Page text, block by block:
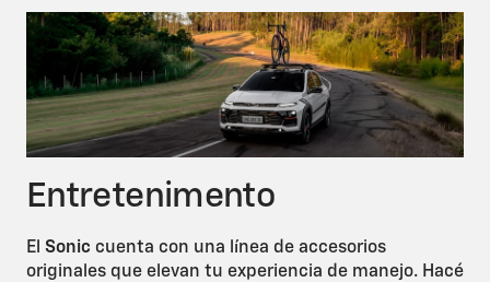
Entretenimento
El Sonic cuenta con una línea de accesorios
originales que elevan tu experiencia de manejo. Hacé